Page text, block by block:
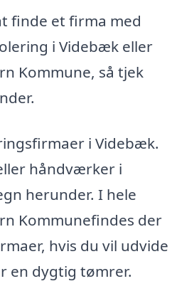
finde et firma med
i Videbæk eller
Kommune, så tjek
i Videbæk.
håndværker i
herunder. I hele
Kommunefindes der
hvis du vil udvide
en dygtig tømrer.